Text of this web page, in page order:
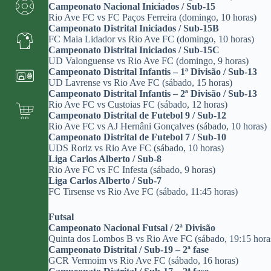
Campeonato Nacional Iniciados / Sub-15
Rio Ave FC vs FC Paços Ferreira (domingo, 10 horas)
Campeonato Distrital Iniciados / Sub-15B
FC Maia Lidador vs Rio Ave FC (domingo, 10 horas)
Campeonato Distrital Iniciados / Sub-15C
UD Valonguense vs Rio Ave FC (domingo, 9 horas)
Campeonato Distrital Infantis – 1ª Divisão / Sub-13
UD Lavrense vs Rio Ave FC (sábado, 15 horas)
Campeonato Distrital Infantis – 2ª Divisão / Sub-13
Rio Ave FC vs Custoias FC (sábado, 12 horas)
Campeonato Distrital de Futebol 9 / Sub-12
Rio Ave FC vs AJ Hernâni Gonçalves (sábado, 10 horas)
Campeonato Distrital de Futebol 7 / Sub-10
UDS Roriz vs Rio Ave FC (sábado, 10 horas)
Liga Carlos Alberto / Sub-8
Rio Ave FC vs FC Infesta (sábado, 9 horas)
Liga Carlos Alberto / Sub-7
FC Tirsense vs Rio Ave FC (sábado, 11:45 horas)
Futsal
Campeonato Nacional Futsal / 2ª Divisão
Quinta dos Lombos B vs Rio Ave FC (sábado, 19:15
Campeonato Distrital / Sub-19 – 2ª fase
GCR Vermoim vs Rio Ave FC (sábado, 16 horas)